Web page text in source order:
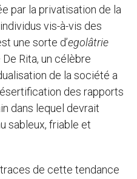
par la privatisation de la
vis-à-vis des
une sorte d’egolâtrie
Rita, un célèbre
de la société a
des rapports
dans lequel devrait
sableux, friable et
de cette tendance